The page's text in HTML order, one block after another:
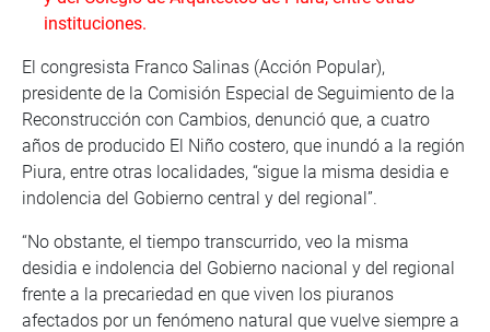
instituciones.
El congresista Franco Salinas (Acción Popular),
presidente de la Comisión Especial de Seguimiento de la
Reconstrucción con Cambios, denunció que, a cuatro
años de producido El Niño costero, que inundó a la región
Piura, entre otras localidades, “sigue la misma desidia e
indolencia del Gobierno central y del regional”.
“No obstante, el tiempo transcurrido, veo la misma
desidia e indolencia del Gobierno nacional y del regional
frente a la precariedad en que viven los piuranos
afectados por un fenómeno natural que vuelve siempre a